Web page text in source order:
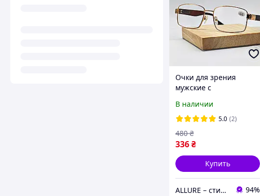
Очки для зрения
мужские с
оправой черные Blue
Block для чтения и
В наличии
5.0 (2)
336₴
480 ₴
Купить
ALLURE – стиль, комфорт 94%